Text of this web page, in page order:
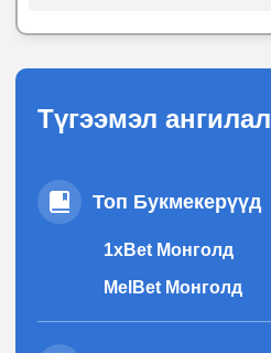
Түгээмэл ангилал
Топ Букмекерүүд
1xBet Монголд
MelBet Монголд